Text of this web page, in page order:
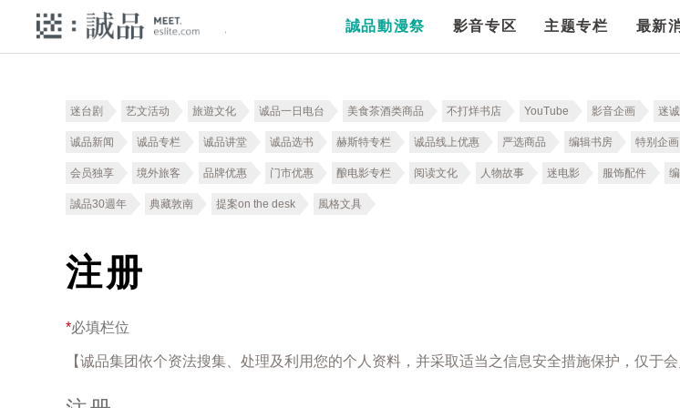
誠品動漫祭 影音专区 主题专栏 最新
迷台剧 艺文活动 旅遊文化 诚品一日电台 美食茶酒类商品 不打烊书店 YouTube 影音企画 迷
诚品新闻 诚品专栏 诚品讲堂 诚品选书 赫斯特专栏 诚品线上优惠 严选商品 编辑书房 特别企画
会员独享 境外旅客 品牌优惠 门市优惠 酿电影专栏 阅读文化 人物故事 迷电影 服饰配件
誠品30週年 典藏敦南 提案on the desk 風格文具
注册
*必填栏位
【诚品集团依个资法搜集、处理及利用您的个人资料，并采取适当之信息安全措施保护，仅于